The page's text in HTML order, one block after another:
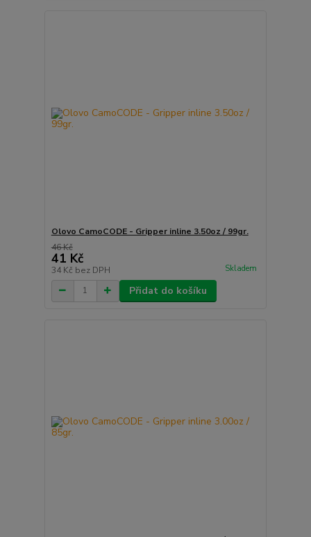
Olovo CamoCODE - Gripper inline 3.50oz / 99gr.
46 Kč
41 Kč
34 Kč bez DPH Skladem
Přidat do košíku